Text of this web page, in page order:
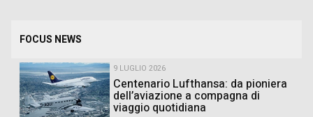
FOCUS NEWS
9 LUGLIO 2026
Centenario Lufthansa: da pioniera
dell’aviazione a compagna di
viaggio quotidiana